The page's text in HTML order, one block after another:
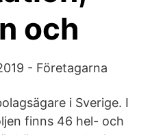
och
- Företagarna
i Sverige. I
finns 46 hel- och